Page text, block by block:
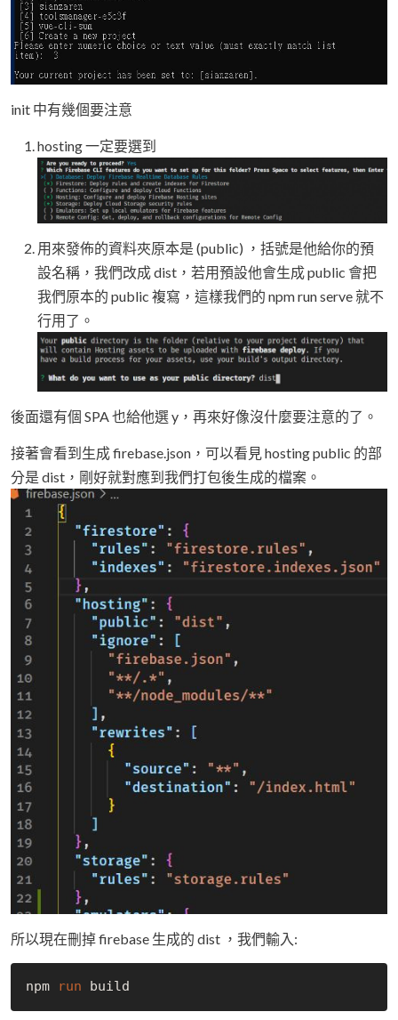
init 中有幾個要注意
hosting 一定要選到
用來發佈的資料夾原本是 (public) ，括號是他給你的預
設名稱，我們改成 dist，若用預設他會生成 public 會把
我們原本的 public 複寫，這樣我們的 npm run serve 就不
行用了。
後面還有個 SPA 也給他選 y，再來好像沒什麼要注意的了。
接著會看到生成 firebase.json，可以看見 hosting public 的部
分是 dist，剛好就對應到我們打包後生成的檔案。
所以現在刪掉 firebase 生成的 dist ，我們輸入:
npm run build